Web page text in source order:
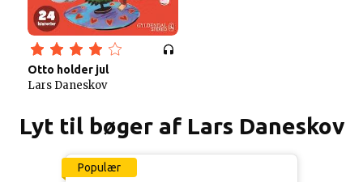
Otto holder jul
Lars Daneskov
Lyt til bøger af Lars Daneskov
Populær